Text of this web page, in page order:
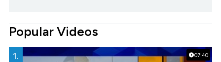
Popular Videos
07:40
1.